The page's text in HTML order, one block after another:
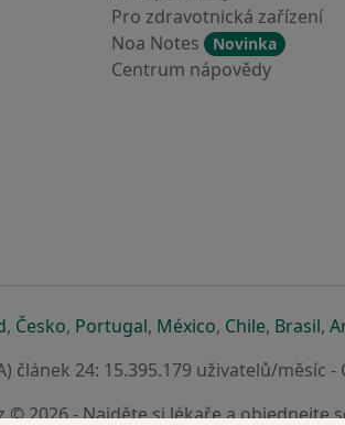
Pro zdravotnická zařízení
Noa Notes
Novinka
Centrum nápovědy
záložce
se otevře v nové záložce
, Českose otevře v nové záložce
, Portugalse otevře v nové
, Méxicose otevře v
, Chilese otevře
, Brasilse
,
článek 24: 15.395.179 uživatelů/měsíc -
© 2026 - Najděte si lékaře a objednejte